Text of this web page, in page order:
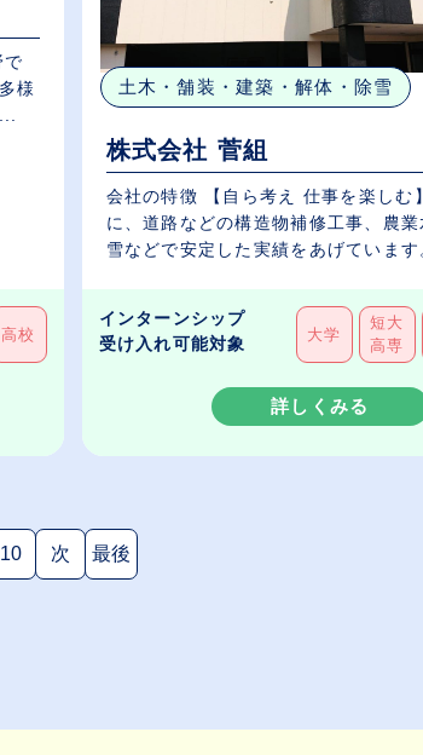
で
様
高校
土木・舗装・建築・解体・除雪
株式会社 菅組
会社の特徴 【自ら考え 仕事を楽しむ
に、道路などの構造物補修工事、農
雪などで安定した実績をあげています
インターンシップ
受け入れ可能対象
大学
短大
高専
詳しくみる
10 次 最後